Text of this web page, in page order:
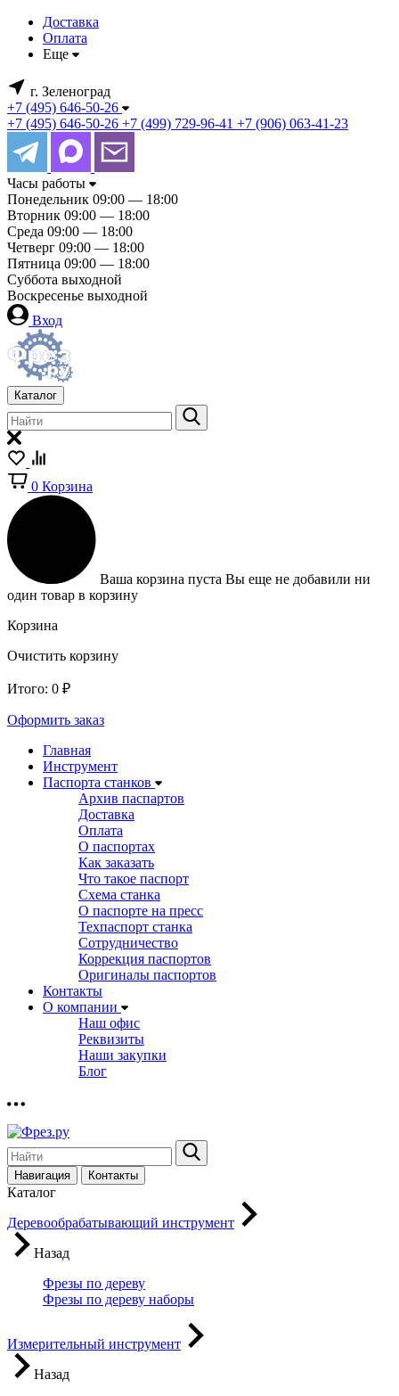
Доставка
Оплата
Еще
г. Зеленоград
+7 (495) 646-50-26
+7 (495) 646-50-26 +7 (499) 729-96-41 +7 (906) 063-41-23
Часы работы
Понедельник 09:00 — 18:00
Вторник 09:00 — 18:00
Среда 09:00 — 18:00
Четверг 09:00 — 18:00
Пятница 09:00 — 18:00
Суббота выходной
Воскресенье выходной
Вход
Каталог
0 Корзина
Ваша корзина пуста Вы еще не добавили ни
один товар в корзину
Корзина
Очистить корзину
Итого: 0 ₽
Оформить заказ
Главная
Инструмент
Паспорта станков
Архив паспартов
Доставка
Оплата
О паспортах
Как заказать
Что такое паспорт
Схема станка
О паспорте на пресс
Техпаспорт станка
Сотрудничество
Коррекция паспортов
Оригиналы паспортов
Контакты
О компании
Наш офис
Реквизиты
Наши закупки
Блог
Навигация Контакты
Каталог
Деревообрабатывающий инструмент
Назад
Фрезы по дереву
Фрезы по дереву наборы
Измерительный инструмент
Назад